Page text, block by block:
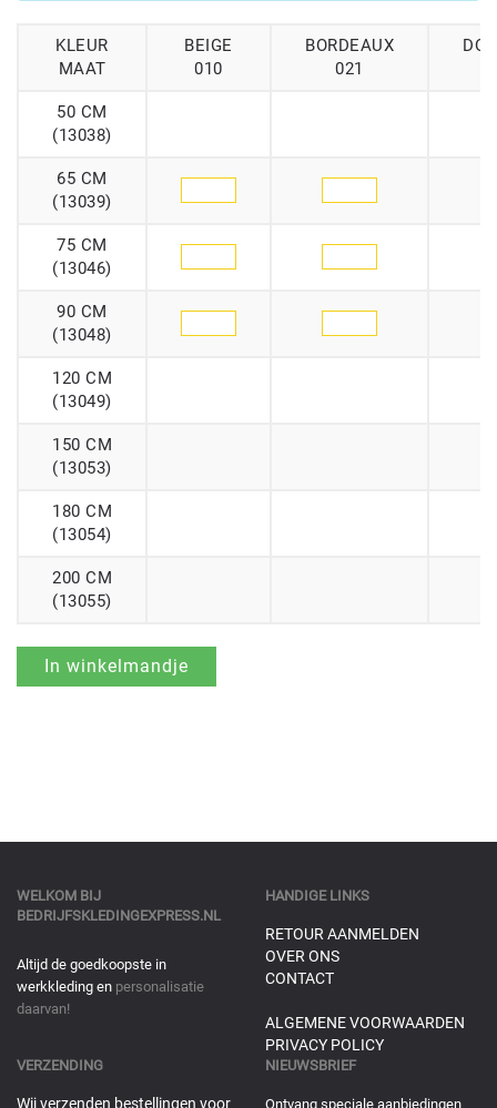
KLEUR
MAAT
BEIGE
010
BORDEAUX
021
50 CM
(13038)
65 CM
(13039)
75 CM
(13046)
90 CM
(13048)
120 CM
(13049)
150 CM
(13053)
180 CM
(13054)
200 CM
(13055)
WELKOM BIJ
BEDRIJFSKLEDINGEXPRESS.NL
Altijd de goedkoopste in
werkkleding en personalisatie
daarvan!
HANDIGE LINKS
RETOUR AANMELDEN
OVER ONS
CONTACT
ALGEMENE VOORWAARDEN
PRIVACY POLICY
VERZENDING
Wij verzenden bestellingen voor
NIEUWSBRIEF
Ontvang speciale aanbiedingen